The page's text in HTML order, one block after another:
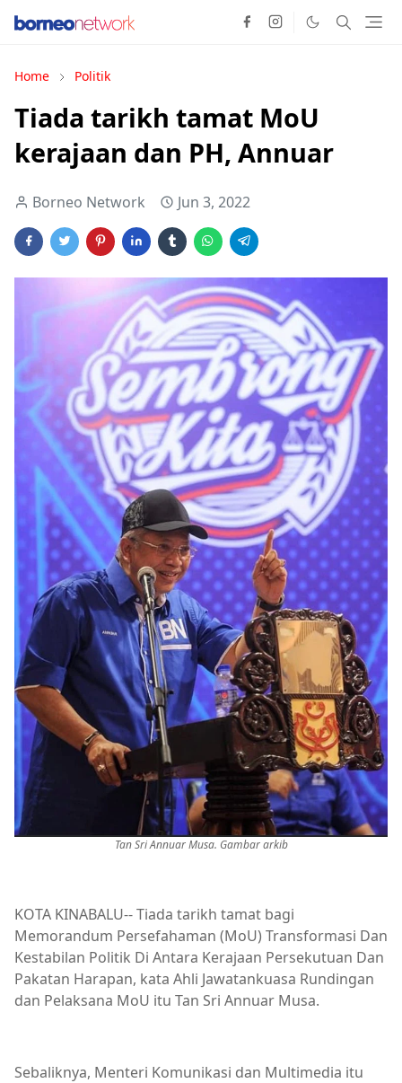
Home Politik
Tiada tarikh tamat MoU
kerajaan dan PH, Annuar
Borneo Network Jun 3, 2022
Tan Sri Annuar Musa. Gambar arkib
KOTA KINABALU-- Tiada tarikh tamat bagi
Memorandum Persefahaman (MoU) Transformasi Dan
Kestabilan Politik Di Antara Kerajaan Persekutuan Dan
Pakatan Harapan, kata Ahli Jawatankuasa Rundingan
dan Pelaksana MoU itu Tan Sri Annuar Musa.
Sebaliknya, Menteri Komunikasi dan Multimedia itu